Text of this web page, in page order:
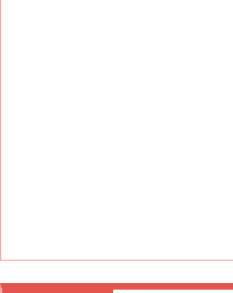
员能够轻易进入服务
险，给企业带来不可